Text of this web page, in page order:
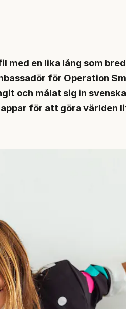
med en lika lång som
för Operation
och målat sig in
för att göra världen